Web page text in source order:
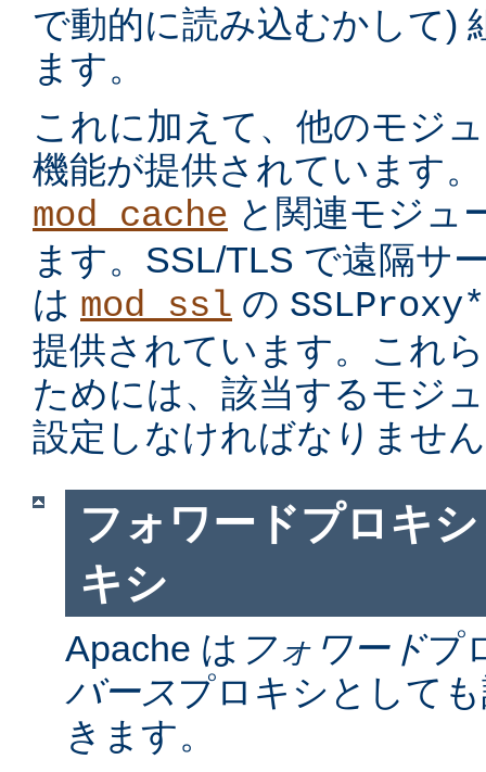
で動的に読み込むかして)
ます。
これに加えて、他のモジ
機能が提供されています
mod_cache と関連モジュ
ます。SSL/TLS で遠隔サ
は mod_ssl の SSLProxy*
提供されています。これ
ためには、該当するモジ
設定しなければなりませ
フォワードプロキ
キシ
Apache は フォワードプ
バースプロキシとして
きます。